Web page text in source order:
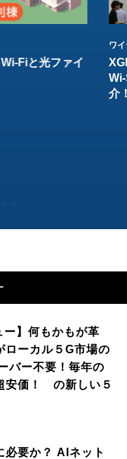
Fiと光ファイ
ワ
介
ー】何もかもが革
ローカル５G市場の
バー不要！毎年の
安価！ の新しい５
必要か？ AIネット